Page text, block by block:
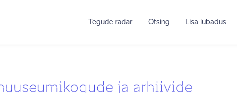
Tegude radar Otsing Lisa lubadus
ja arhiivide